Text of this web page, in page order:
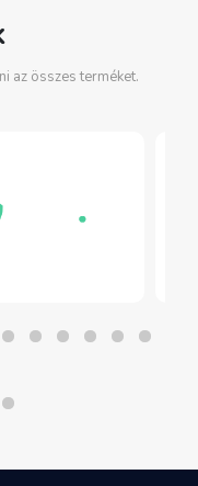
az összes terméket.